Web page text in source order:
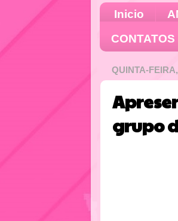
Inicio
CONTATOS
QUINTA-
grupo